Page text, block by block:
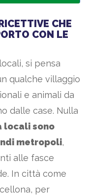
CHE
CON LE
si pensa
qualche villaggio
e animali da
dalle case. Nulla
locali sono
metropoli,
alle fasce
In città come
per